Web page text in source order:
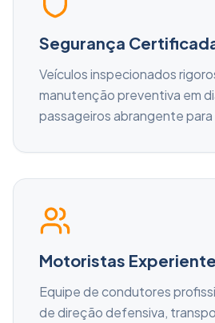
Segurança
Veículos inspecionados
manutenção preventiva em
passageiros abrangente
Motoristas
Equipe de condutores
de direção defensiva,